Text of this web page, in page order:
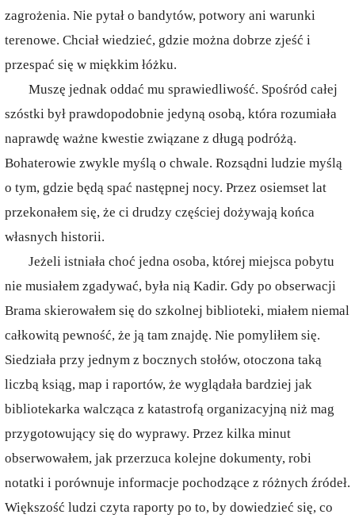
zagrożenia. Nie pytał o bandytów, potwory ani warunki
terenowe. Chciał wiedzieć, gdzie można dobrze zjeść i
przespać się w miękkim łóżku.
Muszę jednak oddać mu sprawiedliwość. Spośród całej
szóstki był prawdopodobnie jedyną osobą, która rozumiała
naprawdę ważne kwestie związane z długą podróżą.
Bohaterowie zwykle myślą o chwale. Rozsądni ludzie myślą
o tym, gdzie będą spać następnej nocy. Przez osiemset lat
przekonałem się, że ci drudzy częściej dożywają końca
własnych historii.
Jeżeli istniała choć jedna osoba, której miejsca pobytu
nie musiałem zgadywać, była nią Kadir. Gdy po obserwacji
Brama skierowałem się do szkolnej biblioteki, miałem niemal
całkowitą pewność, że ją tam znajdę. Nie pomyliłem się.
Siedziała przy jednym z bocznych stołów, otoczona taką
liczbą ksiąg, map i raportów, że wyglądała bardziej jak
bibliotekarka walcząca z katastrofą organizacyjną niż mag
przygotowujący się do wyprawy. Przez kilka minut
obserwowałem, jak przerzuca kolejne dokumenty, robi
notatki i porównuje informacje pochodzące z różnych źródeł.
Większość ludzi czyta raporty po to, by dowiedzieć się, co